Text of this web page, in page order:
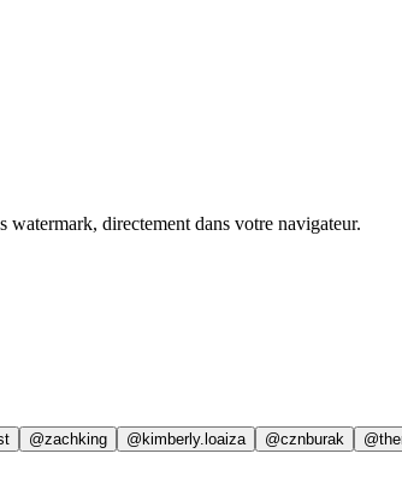
watermark, directement dans votre navigateur.
@zachking @kimberly.loaiza @cznburak